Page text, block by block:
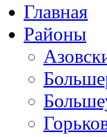
Главная
Районы